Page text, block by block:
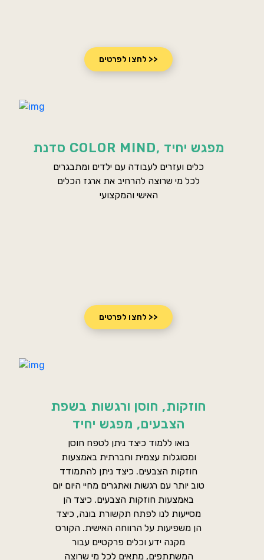
לחצו לפרטים >>
סדנת COLOR MIND, מפגש יחיד
כלים ועזרים לעבודה עם ילדים ומתבגרים
לכל מי שרוצה להרחיב את ארגז הכלים
האישי והמקצועי
לחצו לפרטים >>
חוזקות, חוסן ורגשות בשפת
הצבעים, מפגש יחיד
בואו ללמוד כיצד ניתן לטפח חוסן
ומסוגלות עצמית וחברתית באמצעות
חוזקות הצבעים. כיצד ניתן להתמודד
טוב יותר עם רגשות ואתגרים מחיי היום יום
באמצעות חוזקות הצבעים. כיצד הן
מסייעות לנו לפתח תקשורת בונה, כיצד
הן משפיעות על הרווחה האישית. הקורס
מקנה ידע וכלים פרקטיים עבור
המשתתפים, מתאים לכל מי שרוצה